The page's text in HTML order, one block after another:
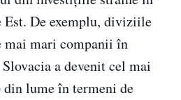
Est. De exemplu, diviziile
mai mari companii în
a devenit cel mai
din lume în termeni de